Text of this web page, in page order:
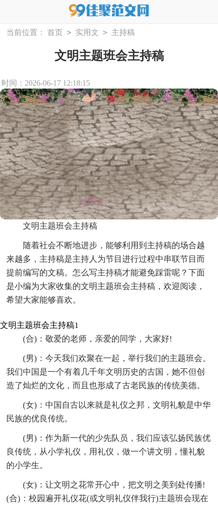
当前位置： 首页 > 实用文 > 主持稿
文明主题班会主持稿
时间：2026-06-17 12:18:15
文明主题班会主持稿
随着社会不断地进步，能够利用到主持稿的场合越
来越多，主持稿是主持人为节目进行过程中串联节目而
提前编写的文稿。怎么写主持稿才能避免踩雷呢？下面
是小编为大家收集的文明主题班会主持稿，欢迎阅读，
希望大家能够喜欢。
文明主题班会主持稿1
(合)：敬爱的老师，亲爱的同学，大家好!
(男)：今天我们欢聚在一起，举行我们的主题班会。
我们中国是一个有着几千年文明历史的古国，她不但创
造了灿烂的文化，而且也形成了古老民族的传统美德。
(女)：中国自古以来就是礼仪之邦，文明礼貌是中华
民族的优良传统。
(男)：作为新一代的少先队员，我们应该弘扬民族优
良传统，从小学礼仪，用礼仪，做一个讲文明，懂礼貌
的小学生。
(女)：让文明之花常开心中，把文明之美到处传播!
(合)：校园遍开礼仪花(或文明礼仪伴我行)主题班会现在